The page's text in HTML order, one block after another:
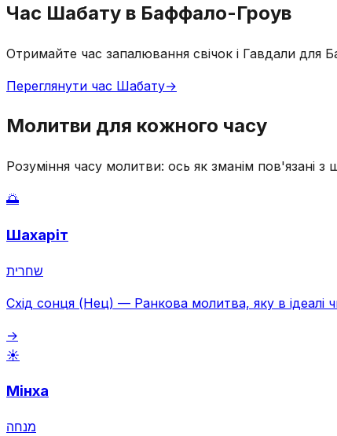
Час Шабату в Баффало-Гроув
Отримайте час запалювання свічок і Гавдали для
Переглянути час Шабату→
Молитви для кожного часу
Розуміння часу молитви: ось як зманім пов'язані
🌅
Шахаріт
שחרית
Схід сонця (Нец) — Ранкова молитва, яку в
→
☀️
Мінха
מנחה